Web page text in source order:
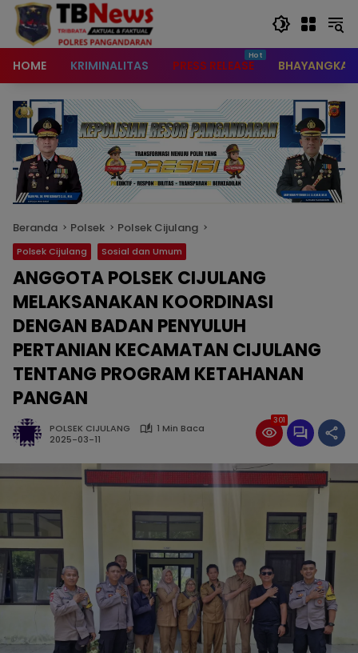
content
HOME KRIMINALITAS PRESS RELEASE BHAYANGKARI
Beranda Polsek Polsek Cijulang
Polsek Cijulang Sosial dan Umum
ANGGOTA POLSEK CIJULANG
MELAKSANAKAN KOORDINASI
DENGAN BADAN PENYULUH
PERTANIAN KECAMATAN CIJULANG
TENTANG PROGRAM KETAHANAN
PANGAN
POLSEK CIJULANG
1 Min Baca
2025-03-11
301